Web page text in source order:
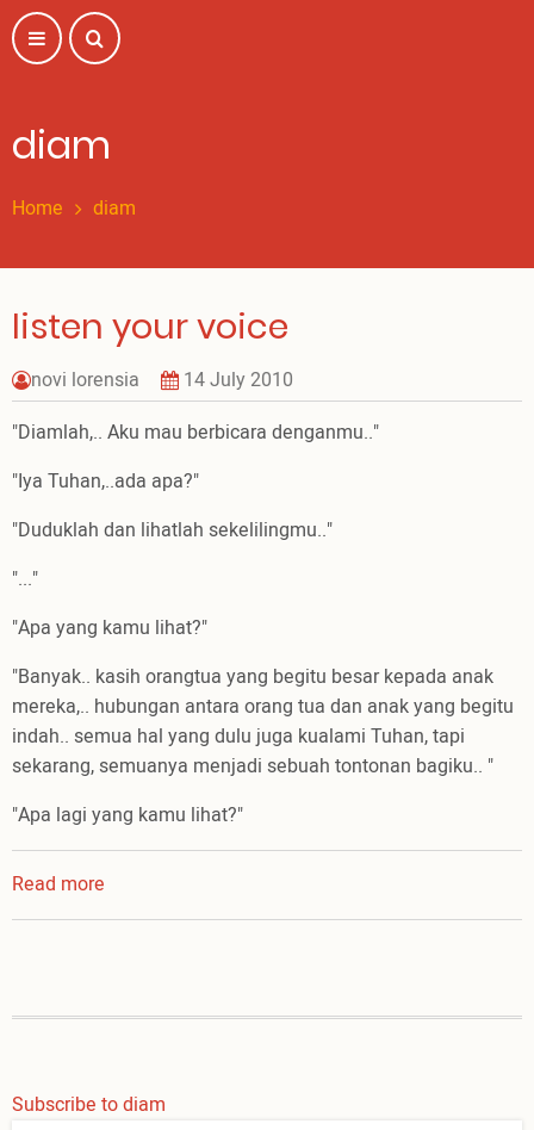
Skip
to
main
diam
Home diam
listen your voice
novi lorensia
14 July 2010
"Diamlah,.. Aku mau berbicara denganmu.."
"Iya Tuhan,..ada apa?"
"Duduklah dan lihatlah sekelilingmu.."
"..."
"Apa yang kamu lihat?"
"Banyak.. kasih orangtua yang begitu besar kepada anak
mereka,.. hubungan antara orang tua dan anak yang begitu
indah.. semua hal yang dulu juga kualami Tuhan, tapi
sekarang, semuanya menjadi sebuah tontonan bagiku.. "
"Apa lagi yang kamu lihat?"
Read more
listen
Subscribe to diam